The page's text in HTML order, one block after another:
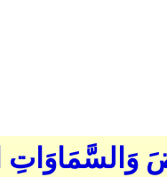
وَالسَّمَاوَاتِ